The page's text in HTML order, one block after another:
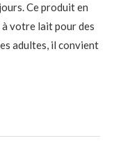
Ce produit en
à votre lait pour des
adultes, il convient